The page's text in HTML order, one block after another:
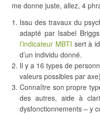
me donne juste, allez, 4
Issu des travaux du
adapté par Isabel
l’indicateur MBTI sert à
d’un individu donné.
Il y a 16 types de
valeurs possibles par
Connaître son propre
des autres, aide à
dysfonctionnements – y